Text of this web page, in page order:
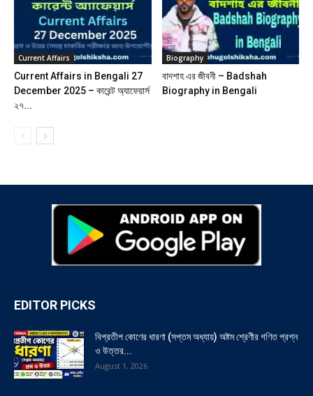
Current Affairs
Current Affairs in Bengali 27
December 2025 – কারেন্ট অ্যাফেয়ার্স
২৭...
Biography
বাদশাহ এর জীবনী – Badshah
Biography in Bengali
EDITOR PICKS
বিপ্রতীপ কোণের ধারণা (সপ্তম অধ্যায়) অষ্টম শ্রেণীর গণিত প্রশ্ন
ও উত্তর...
August 1, 2026